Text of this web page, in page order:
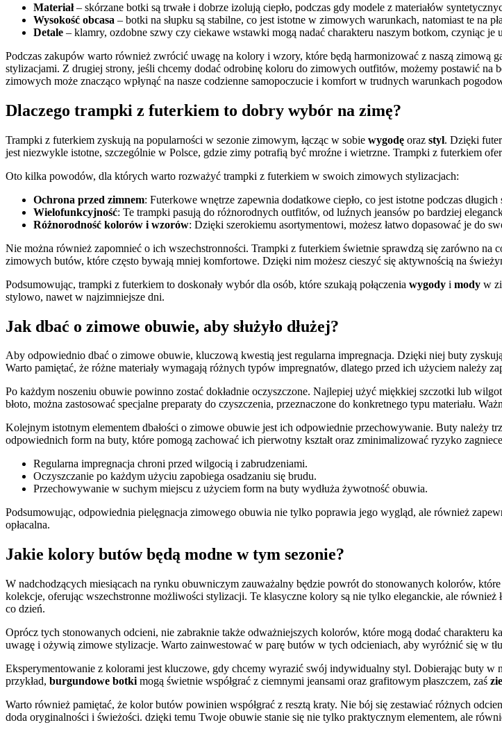
Materiał– skórzane botki są trwałe i dobrze izolują ciepło, podczas gdy modele z materiałów
Wysokość obcasa – botki na słupku są stabilne, co jest istotne w zimowych warunkach, natomiast te na
Detale – klamry, ozdobne szwy czy ciekawe wstawki mogą nadać charakteru naszym botkom, czyniąc je
Podczas zakupów warto również zwrócić uwagę na kolory i wzory, które będą harmonizować z naszą zimową
stylizacjami. Z drugiej strony, jeśli chcemy dodać odrobinę koloru do zimowych outfitów, możemy postawić
zimowych może znacząco wpłynąć na nasze codzienne samopoczucie i komfort w trudnych warunkach
Dlaczego trampki z futerkiem to dobry wybór na zimę?
Trampki z futerkiem zyskują na popularności w sezonie zimowym, łącząc w sobie wygodę oraz styl. Dzięki
jest niezwykle istotne, szczególnie w Polsce, gdzie zimy potrafią być mroźne i wietrzne. Trampki z futerkiem
Oto kilka powodów, dla których warto rozważyć trampki z futerkiem w swoich zimowych stylizacjach:
Ochrona przed zimnem: Futerkowe wnętrze zapewnia dodatkowe ciepło, co jest istotne podczas
Wielofunkcyjność: Te trampki pasują do różnorodnych outfitów, od luźnych jeansów po bardziej
Różnorodność kolorów i wzorów: Dzięki szerokiemu asortymentowi, możesz łatwo dopasować je do
Nie można również zapomnieć o ich wszechstronności. Trampki z futerkiem świetnie sprawdzą się zarówno
zimowych butów, które często bywają mniej komfortowe. Dzięki nim możesz cieszyć się aktywnością na
Podsumowując, trampki z futerkiem to doskonały wybór dla osób, które szukają połączenia wygody i mody w
stylowo, nawet w najzimniejsze dni.
Jak dbać o zimowe obuwie, aby służyło dłużej?
Aby odpowiednio dbać o zimowe obuwie, kluczową kwestią jest regularna impregnacja. Dzięki niej buty
Warto pamiętać, że różne materiały wymagają różnych typów impregnatów, dlatego przed ich użyciem należy
Po każdym noszeniu obuwie powinno zostać dokładnie oczyszczone. Najlepiej użyć miękkiej szczotki lub
błoto, można zastosować specjalne preparaty do czyszczenia, przeznaczone do konkretnego typu materiału.
Kolejnym istotnym elementem dbałości o zimowe obuwie jest ich odpowiednie przechowywanie. Buty należy
odpowiednich form na buty, które pomogą zachować ich pierwotny kształt oraz zminimalizować ryzyko
Regularna impregnacja chroni przed wilgocią i zabrudzeniami.
Oczyszczanie po każdym użyciu zapobiega osadzaniu się brudu.
Przechowywanie w suchym miejscu z użyciem form na buty wydłuża żywotność obuwia.
Podsumowując, odpowiednia pielęgnacja zimowego obuwia nie tylko poprawia jego wygląd, ale również
opłacalna.
Jakie kolory butów będą modne w tym sezonie?
W nadchodzących miesiącach na rynku obuwniczym zauważalny będzie powrót do stonowanych kolorów,
kolekcje, oferując wszechstronne możliwości stylizacji. Te klasyczne kolory są nie tylko eleganckie, ale
co dzień.
Oprócz tych stonowanych odcieni, nie zabraknie także odważniejszych kolorów, które mogą dodać charakteru
uwagę i ożywią zimowe stylizacje. Warto zainwestować w parę butów w tych odcieniach, aby wyróżnić się w
Eksperymentowanie z kolorami jest kluczowe, gdy chcemy wyrazić swój indywidualny styl. Dobierając buty
przykład, burgundowe botki mogą świetnie współgrać z ciemnymi jeansami oraz grafitowym płaszczem, zaś
Warto również pamiętać, że kolor butów powinien współgrać z resztą kraty. Nie bój się zestawiać różnych
doda oryginalności i świeżości. dzięki temu Twoje obuwie stanie się nie tylko praktycznym elementem, ale